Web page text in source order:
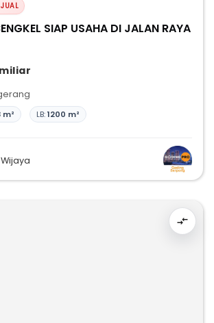
JUAL
SIAP USAHA DI JALAN RAYA
m² LB:1200 m²